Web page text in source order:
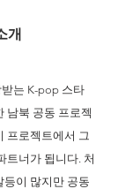
개
는 K-pop 스타
남북 공동 프로젝
프로젝트에서 그
트너가 됩니다. 처
등이 많지만 공동